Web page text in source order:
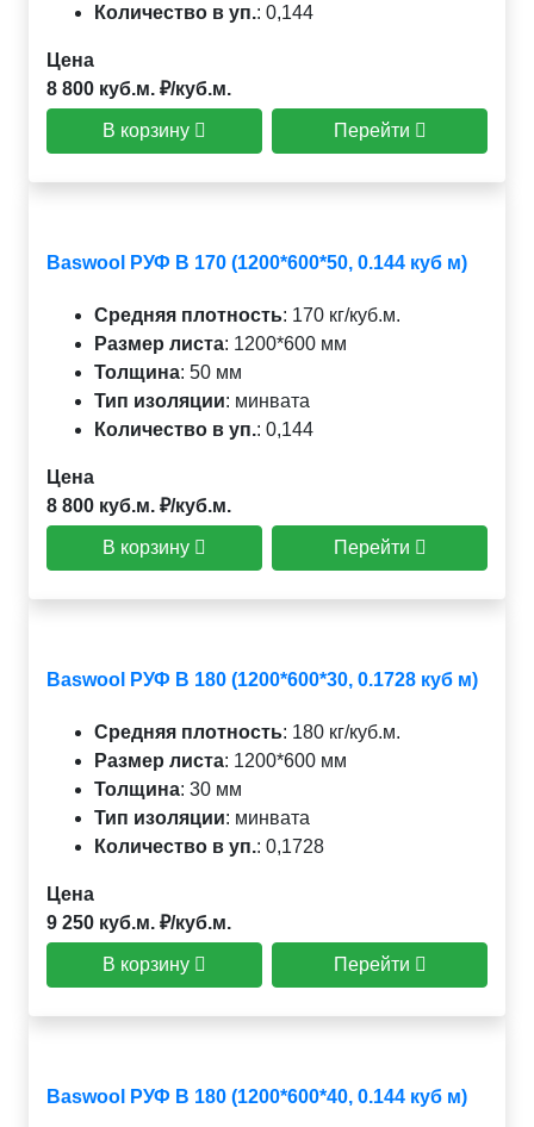
Количество в уп.: 0,144
Цена
8 800 куб.м. ₽/куб.м.
В корзину Перейти
Baswool РУФ В 170 (1200*600*50, 0.144 куб м)
Средняя плотность: 170 кг/куб.м.
Размер листа: 1200*600 мм
Толщина: 50 мм
Тип изоляции: минвата
Количество в уп.: 0,144
Цена
8 800 куб.м. ₽/куб.м.
В корзину Перейти
Baswool РУФ В 180 (1200*600*30, 0.1728 куб м)
Средняя плотность: 180 кг/куб.м.
Размер листа: 1200*600 мм
Толщина: 30 мм
Тип изоляции: минвата
Количество в уп.: 0,1728
Цена
9 250 куб.м. ₽/куб.м.
В корзину Перейти
Baswool РУФ В 180 (1200*600*40, 0.144 куб м)